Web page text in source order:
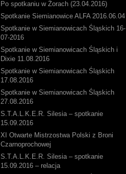
Po spotkaniu w Żorach (23.04.2016)
Spotkanie Siemianowice ALFA 2016.06.04
Spotkanie w Siemianowicach Śląskich 16-
07-2016
Spotkanie w Siemianowicach Śląskich i
Dixie 11.08.2016
Spotkanie w Siemianowicach Śląskich
17.08.2016
Spotkanie w Siemianowicach Śląskich
27.08.2016
S.T.A.L.K.E.R. Silesia – spotkanie
15.09.2016
XI Otwarte Mistrzostwa Polski z Broni
Czarnoprochowej
S.T.A.L.K.E.R. Silesia – spotkanie
15.09.2016 – relacja